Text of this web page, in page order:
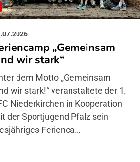
„Gemeinsam
wir stark“
dem Motto „Gemeinsam sind
stark!“ veranstaltete der 1. FFC
in Kooperation mit
Sportjugend Pfalz sein
Ferienca…